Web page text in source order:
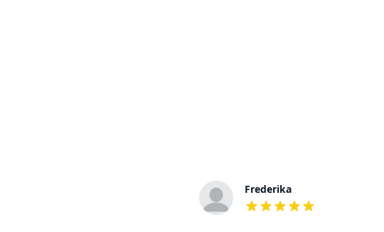
Frederika
out of 5 stars